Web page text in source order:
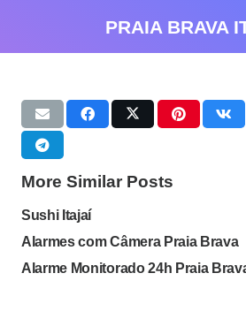
PRAIA BRAVA
More Similar Posts
Sushi Itajaí
Alarmes com Câmera Praia Brava
Alarme Monitorado 24h Praia